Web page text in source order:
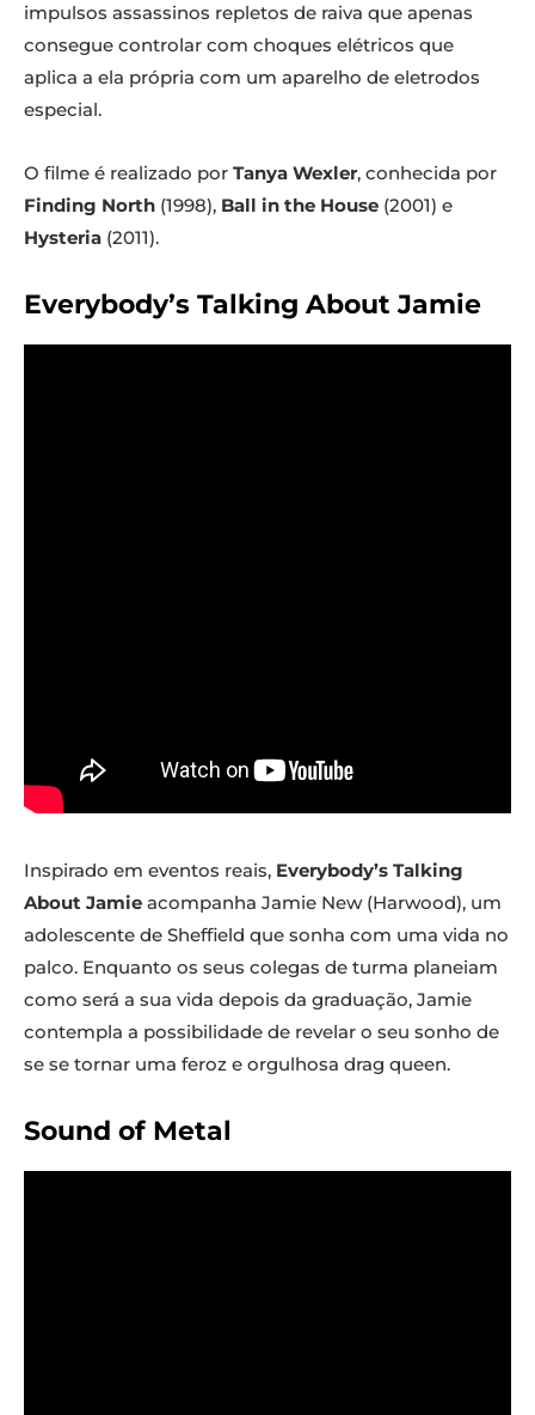
impulsos assassinos repletos de raiva que apenas
consegue controlar com choques elétricos que
aplica a ela própria com um aparelho de eletrodos
especial.
O filme é realizado por Tanya Wexler, conhecida por
Finding North (1998), Ball in the House (2001) e
Hysteria (2011).
Everybody’s Talking About Jamie
Inspirado em eventos reais, Everybody’s Talking
About Jamie acompanha Jamie New (Harwood), um
adolescente de Sheffield que sonha com uma vida no
palco. Enquanto os seus colegas de turma planeiam
como será a sua vida depois da graduação, Jamie
contempla a possibilidade de revelar o seu sonho de
se se tornar uma feroz e orgulhosa drag queen.
Sound of Metal